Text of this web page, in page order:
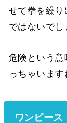
せて拳を繰
ではないでし
危険という
っちゃいます
ワンピース